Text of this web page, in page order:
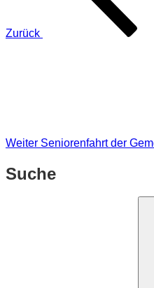
Zurück
Weiter Seniorenfahrt der
Suche